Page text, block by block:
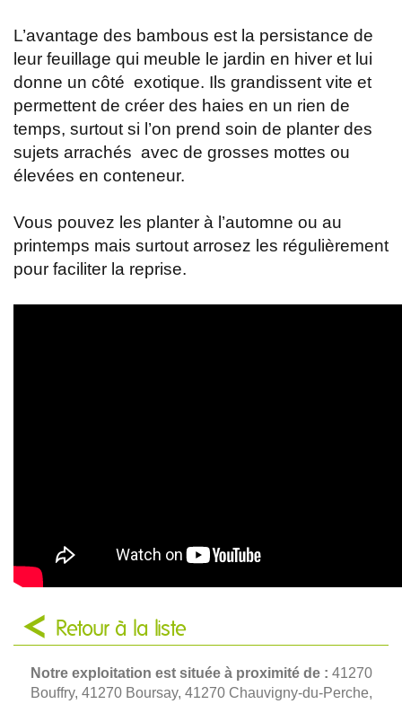
L’avantage des bambous est la persistance de
leur feuillage qui meuble le jardin en hiver et lui
donne un côté exotique. Ils grandissent vite et
permettent de créer des haies en un rien de
temps, surtout si l’on prend soin de planter des
sujets arrachés avec de grosses mottes ou
élevées en conteneur.
Vous pouvez les planter à l’automne ou au
printemps mais surtout arrosez les régulièrement
pour faciliter la reprise.
Retour à la liste
Notre exploitation est située à proximité de : 41270
Bouffry, 41270 Boursay, 41270 Chauvigny-du-Perche,